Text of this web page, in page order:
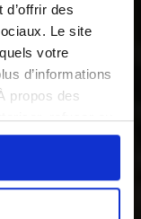
des
Le site
votre
d’informations
propos des
refuser ou
via l'onglet
modifier votre
en bas des